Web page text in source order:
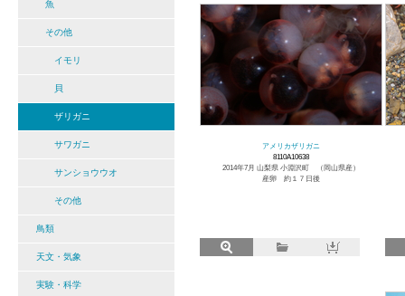
魚
その他
イモリ
貝
ザリガニ
サワガニ
サンショウウオ
その他
鳥類
天文・気象
実験・科学
アメリカザリガニ
8110A10638
2014年7月 山梨県 小淵沢町 （岡山県産）
産卵 約１７日後